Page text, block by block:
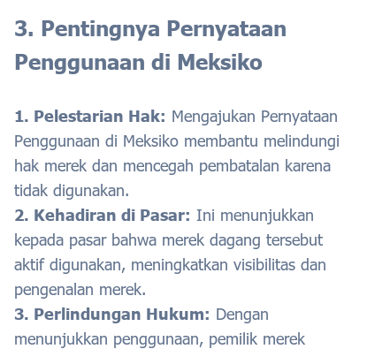
3. Pentingnya Pernyataan
Penggunaan di Meksiko
1. Pelestarian Hak: Mengajukan Pernyataan
Penggunaan di Meksiko membantu melindungi
hak merek dan mencegah pembatalan karena
tidak digunakan.
2. Kehadiran di Pasar: Ini menunjukkan
kepada pasar bahwa merek dagang tersebut
aktif digunakan, meningkatkan visibilitas dan
pengenalan merek.
3. Perlindungan Hukum: Dengan
menunjukkan penggunaan, pemilik merek